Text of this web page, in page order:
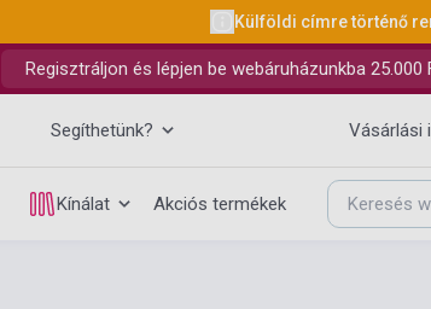
Külföldi címre történő
Regisztráljon és lépjen be webáruházunkba
Segíthetünk? Vásárlási
Kínálat Akciós termékek